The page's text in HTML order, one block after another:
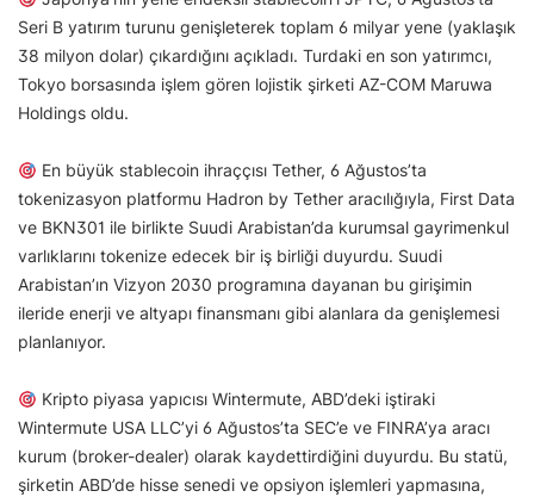
Seri B yatırım turunu genişleterek toplam 6 milyar yene (yaklaşık
38 milyon dolar) çıkardığını açıkladı. Turdaki en son yatırımcı,
Tokyo borsasında işlem gören lojistik şirketi AZ-COM Maruwa
Holdings oldu.
En büyük stablecoin ihraççısı Tether, 6 Ağustos’ta
tokenizasyon platformu Hadron by Tether aracılığıyla, First Data
ve BKN301 ile birlikte Suudi Arabistan’da kurumsal gayrimenkul
varlıklarını tokenize edecek bir iş birliği duyurdu. Suudi
Arabistan’ın Vizyon 2030 programına dayanan bu girişimin
ileride enerji ve altyapı finansmanı gibi alanlara da genişlemesi
planlanıyor.
Kripto piyasa yapıcısı Wintermute, ABD’deki iştiraki
Wintermute USA LLC’yi 6 Ağustos’ta SEC’e ve FINRA’ya aracı
kurum (broker-dealer) olarak kaydettirdiğini duyurdu. Bu statü,
şirketin ABD’de hisse senedi ve opsiyon işlemleri yapmasına,